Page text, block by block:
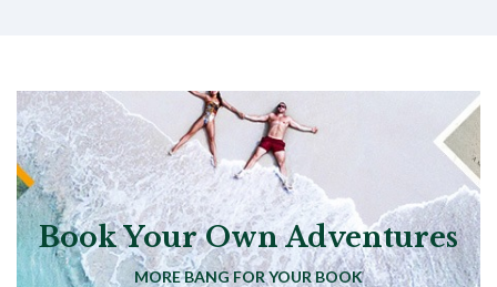
Book Your Own Adventures
MORE BANG FOR YOUR BOOK